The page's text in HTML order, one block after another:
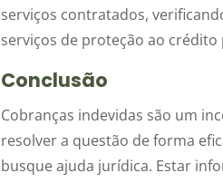
serviços contratados,
serviços de proteção ao
Conclusão
Cobranças indevidas são um
resolver a questão de forma
busque ajuda jurídica. Estar